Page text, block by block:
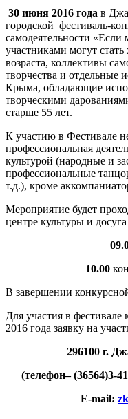
30 июня 2016 года в
городской фестиваль-
самодеятельности
участниками могут
возраста, коллективы
творчества и отдельные
Крыма, обладающие
творческими
старше 55 лет.
К участию в Фестивале
профессиональная
культурой (народные и
профессиональные
т.д.), кроме
Мероприятие будет
центре культуры и досуга
10.00
В завершении
Для участия в
2016 года заявку на
296100 г.
(телефон– (36564)3-
Е-mail: